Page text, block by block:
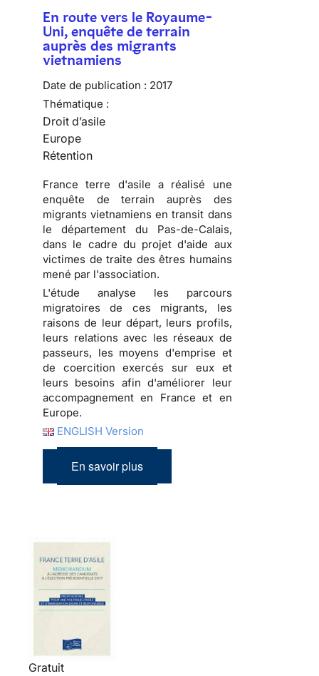
En route vers le Royaume-
Uni, enquête de terrain
auprès des migrants
vietnamiens
Date de publication : 2017
Thématique :
Droit d’asile
Europe
Rétention
France terre d'asile a réalisé une
enquête de terrain auprès des
migrants vietnamiens en transit dans
le département du Pas-de-Calais,
dans le cadre du projet d'aide aux
victimes de traite des êtres humains
mené par l'association.
L'étude analyse les parcours
migratoires de ces migrants, les
raisons de leur départ, leurs profils,
leurs relations avec les réseaux de
passeurs, les moyens d'emprise et
de coercition exercés sur eux et
leurs besoins afin d'améliorer leur
accompagnement en France et en
Europe.
ENGLISH Version
En savoir plus
Gratuit